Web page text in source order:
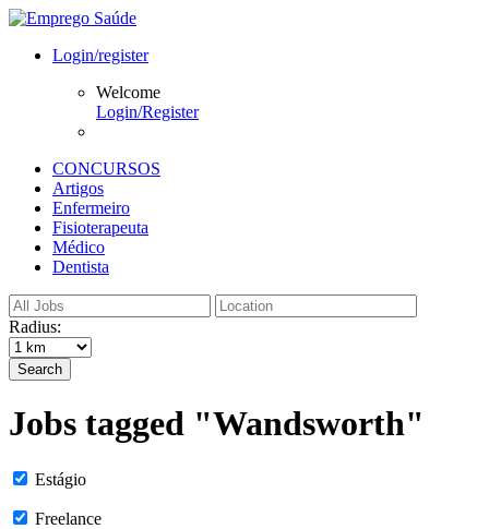
Login/register
Welcome
Login/Register
CONCURSOS
Artigos
Enfermeiro
Fisioterapeuta
Médico
Dentista
Radius:
Search
Jobs tagged "Wandsworth"
Estágio
Freelance